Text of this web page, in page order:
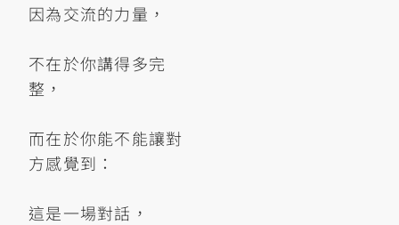
因為交流的力量，
不在於你講得多完
整，
而在於你能不能讓對
方感覺到：
這是一場對話，